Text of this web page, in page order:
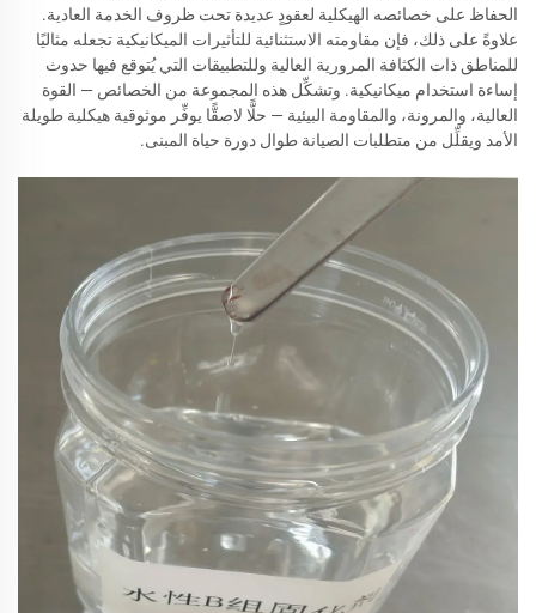
الحفاظ على خصائصه الهيكلية لعقودٍ عديدة تحت ظروف الخدمة العادية.
علاوةً على ذلك، فإن مقاومته الاستثنائية للتأثيرات الميكانيكية تجعله مثاليًا
للمناطق ذات الكثافة المرورية العالية وللتطبيقات التي يُتوقع فيها حدوث
إساءة استخدام ميكانيكية. وتشكِّل هذه المجموعة من الخصائص — القوة
العالية، والمرونة، والمقاومة البيئية — حلًّا لاصقًّا يوفِّر موثوقية هيكلية طويلة
الأمد ويقلِّل من متطلبات الصيانة طوال دورة حياة المبنى.